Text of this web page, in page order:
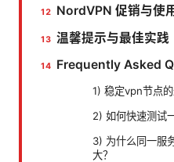
NordVPN 促销与使
温馨提示与最佳实践
Frequently Asked
1) 稳定vpn节点的
2) 如何快速测试
3) 为什么同一服
大？